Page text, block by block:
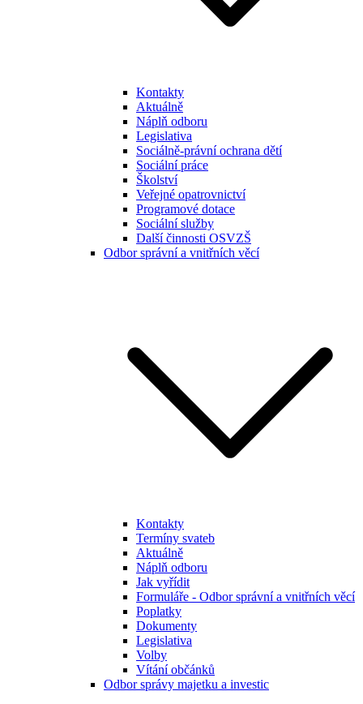
Kontakty
Aktuálně
Náplň odboru
Legislativa
Sociálně-právní ochrana dětí
Sociální práce
Školství
Veřejné opatrovnictví
Programové dotace
Sociální služby
Další činnosti OSVZŠ
Odbor správní a vnitřních věcí
Kontakty
Termíny svateb
Aktuálně
Náplň odboru
Jak vyřídit
Formuláře - Odbor správní a vnitřních věcí
Poplatky
Dokumenty
Legislativa
Volby
Vítání občánků
Odbor správy majetku a investic